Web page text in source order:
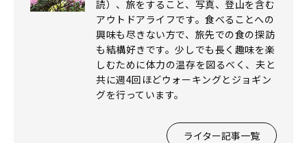
読）、旅をすること、写真、登山を含む
アウトドアライフです。食べることへの
興味も尽きない方で、旅先での食の探訪
も結構好きです。少しでも長く趣味を楽
しむために体力の温存を図るべく、夫と
共に週4回ほどウォーキングとジョギン
グを行っています。
ライター記事一覧